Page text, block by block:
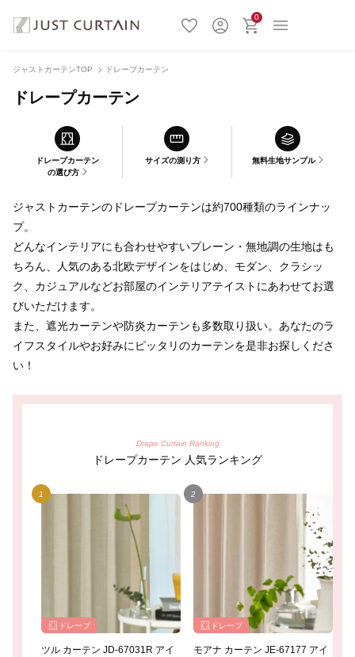
0
ジャストカーテンTOP ドレープカーテン
ドレープカーテン
ドレープカーテン
の選び方
サイズの測り方 無料生地サンプル
ジャストカーテンのドレープカーテンは約700種類のラインナッ
プ。
どんなインテリアにも合わせやすいプレーン・無地調の生地はも
ちろん、人気のある北欧デザインをはじめ、モダン、クラシッ
ク、カジュアルなどお部屋のインテリアテイストにあわせてお選
びいただけます。
また、遮光カーテンや防炎カーテンも多数取り扱い。あなたのラ
イフスタイルやお好みにピッタリのカーテンを是非お探しくださ
い！
Drape Curtain Ranking
ドレープカーテン 人気ランキング
ドレープ
ツル カーテン JD-67031R アイ
ドレープ
モアナ カーテン JE-67177 アイ